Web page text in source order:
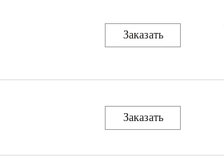
Заказать
Заказать